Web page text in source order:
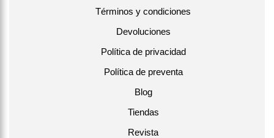
Términos y condiciones
Devoluciones
Política de privacidad
Política de preventa
Blog
Tiendas
Revista